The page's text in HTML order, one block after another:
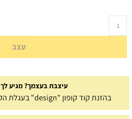
עצב
עיצבת בעצמך? מגיע לך 10% הנחה
בהזנת קוד קופון "design" בעגלת הקניות מקבלים 10% הנחה